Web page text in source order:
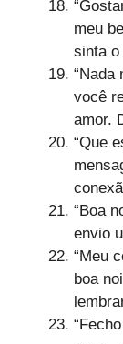
meu
sinta o
“Nada
você
amor.
“Que
“Boa
envio
“Meu
boa